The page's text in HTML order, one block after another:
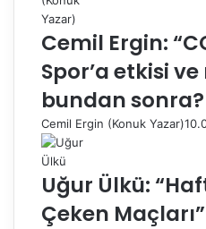
Cemil Ergin:
Spor’a etkisi
bundan
Cemil Ergin (Konuk Yazar)
Uğur Ülkü:
Çeken Maçları”